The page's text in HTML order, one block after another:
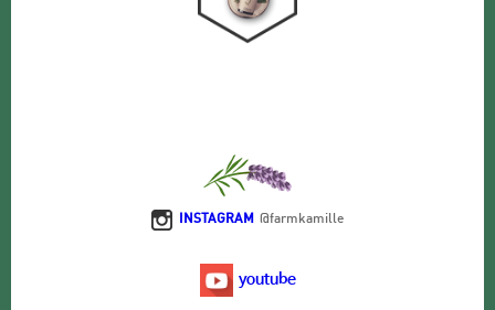
INSTAGRAM @farmkamille
youtube